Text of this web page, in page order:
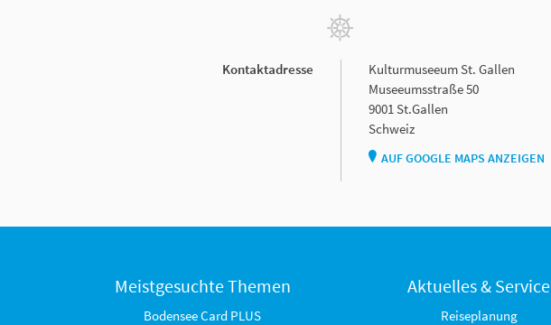
Kontaktadresse
Kulturmuseeum St. Gallen
Museeumsstraße 50
9001 St.Gallen
Schweiz
AUF GOOGLE MAPS ANZEIGEN
Meistgesuchte Themen
Bodensee Card PLUS
Aktuelles & Service
Reiseplanung